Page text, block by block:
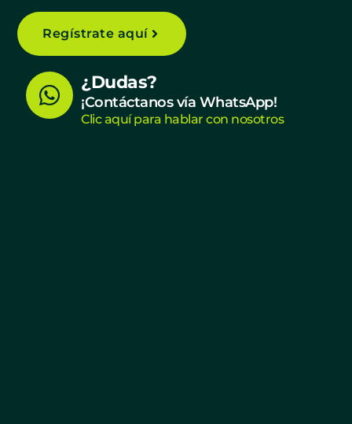
Regístrate aquí
W
h
¿Dudas?
¡Contáctanos vía WhatsApp!
Clic aquí para hablar con nosotros